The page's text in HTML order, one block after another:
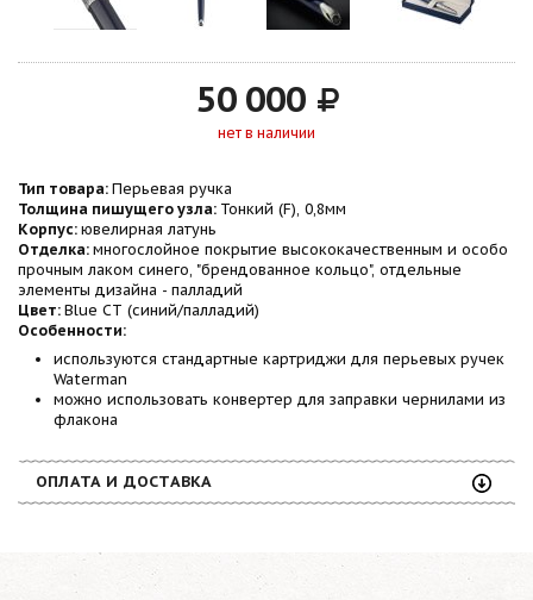
50 000
нет в наличии
Тип товара:Перьевая ручка
Толщина пишущего узла: Тонкий (F), 0,8мм
Корпус:ювелирная латунь
Отделка:многослойное покрытие высококачественным и особо
прочным лаком синего, "брендованное кольцо", отдельные
элементы дизайна - палладий
Цвет:Blue CT (синий/палладий)
Особенности:
используются стандартные картриджи для перьевых ручек
Waterman
можно использовать конвертер для заправки чернилами из
флакона
ОПЛАТА И ДОСТАВКА